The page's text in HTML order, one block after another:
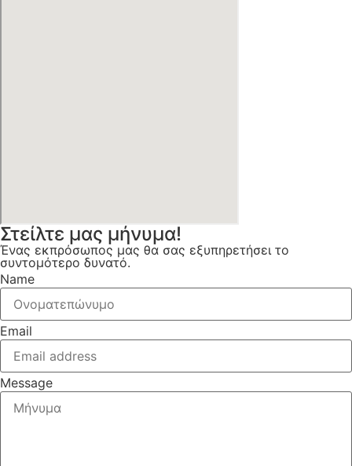
Στείλτε μας μήνυμα!
Ένας εκπρόσωπος μας θα σας εξυπηρετήσει το
συντομότερο δυνατό.
Name
Email
Message